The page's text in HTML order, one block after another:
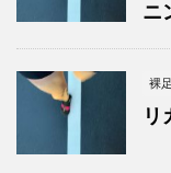
ニ
裸
リ